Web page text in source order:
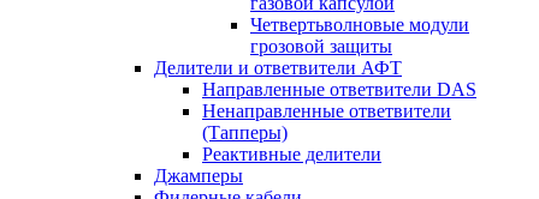
Четвертьволновые модули
грозовой защиты
Делители и ответвители АФТ
Направленные ответвители DAS
Ненаправленные ответвители
(Тапперы)
Реактивные делители
Джамперы